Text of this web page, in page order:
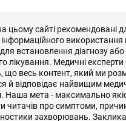
цьому сайті рекомендовані
використання
встановлення діагнозу або
лікування. Медичні експерти
що весь контент, який ми
й відповідає найвищим
Наша мета - максимально
читачів про симптоми,
захворювань.